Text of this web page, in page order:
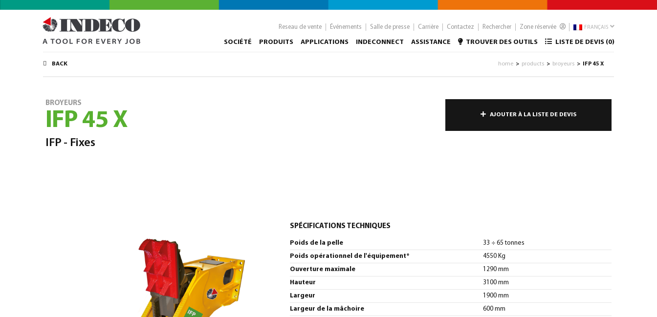
Reseau de vente Événements Salle de presse Carrière Contactez Rechercher Zone réservée FRANÇAIS
SOCIÉTÉ PRODUITS APPLICATIONS INDECONNECT ASSISTANCE TROUVER DES OUTILS LISTE DE DEVIS (0)
BACK home > products > broyeurs > IFP 45 X
BROYEURS
IFP 45 X
IFP - Fixes
AJOUTER À LA LISTE DE DEVIS
SPÉCIFICATIONS TECHNIQUES
Poids de la pelle 33 ÷ 65 tonnes
Poids opérationnel de l'équipement* 4550 Kg
Ouverture maximale 1290 mm
Hauteur 3100 mm
Largeur 1900 mm
Largeur de la mâchoire 600 mm